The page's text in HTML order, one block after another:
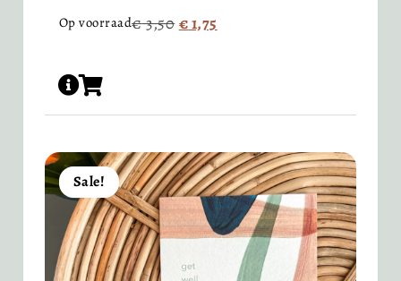
Op voorraad€3,50€1,75
Sale!